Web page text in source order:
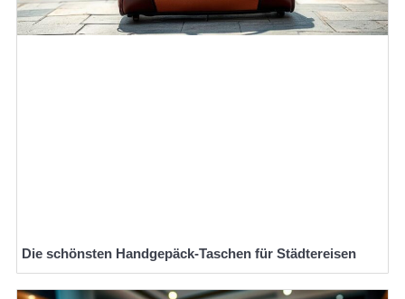
Die schönsten Handgepäck-Taschen für Städtereisen